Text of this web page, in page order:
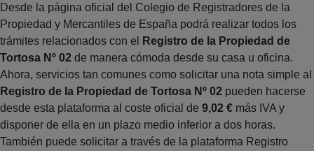
Desde la página oficial del Colegio de Registradores de la
Propiedad y Mercantiles de España podrá realizar todos los
trámites relacionados con el
Registro de la Propiedad de
Tortosa Nº 02 de manera cómoda desde su casa u oficina.
Ahora, servicios tan comunes como solicitar una nota simple al
Registro de la Propiedad de Tortosa Nº 02 pueden hacerse
desde esta plataforma al coste oficial de 9,02 € más IVA y
disponer de ella en un plazo medio inferior a dos horas.
También puede solicitar a través de la plataforma Registro